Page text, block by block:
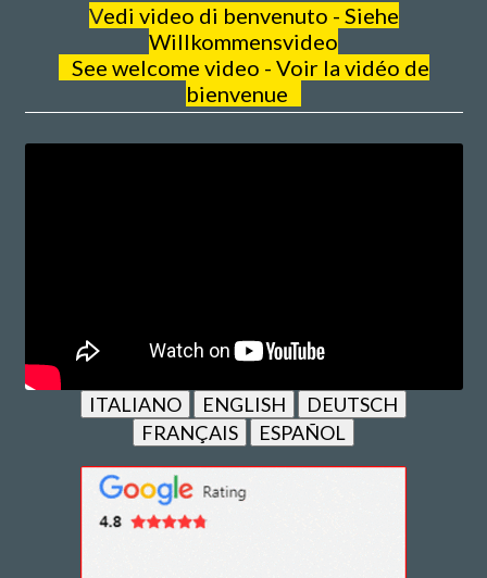
Vedi video di benvenuto - Siehe
Willkommensvideo
See welcome video - Voir la vidéo de
bienvenue
ITALIANO ENGLISH
DEUTSCH
FRANÇAIS
ESPAÑOL